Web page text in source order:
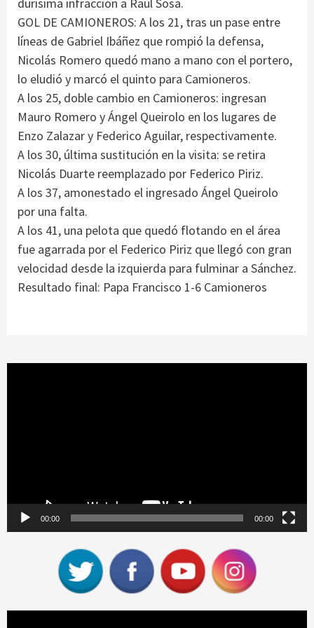
GOL DE CAMIONEROS: A los 21, tras un pase entre
líneas de Gabriel Ibáñez que rompió la defensa,
Nicolás Romero quedó mano a mano con el portero,
lo eludió y marcó el quinto para Camioneros.
A los 25, doble cambio en Camioneros: ingresan
Mauro Romero y Ángel Queirolo en los lugares de
Enzo Zalazar y Federico Aguilar, respectivamente.
A los 30, última sustitución en la visita: se retira
Nicolás Duarte reemplazado por Federico Piriz.
A los 37, amonestado el ingresado Ángel Queirolo
por una falta.
A los 41, una pelota que quedó flotando en el área
fue agarrada por el Federico Piriz que llegó con gran
velocidad desde la izquierda para fulminar a Sánchez.
Resultado final: Papa Francisco 1-6 Camioneros
00:00 00:00